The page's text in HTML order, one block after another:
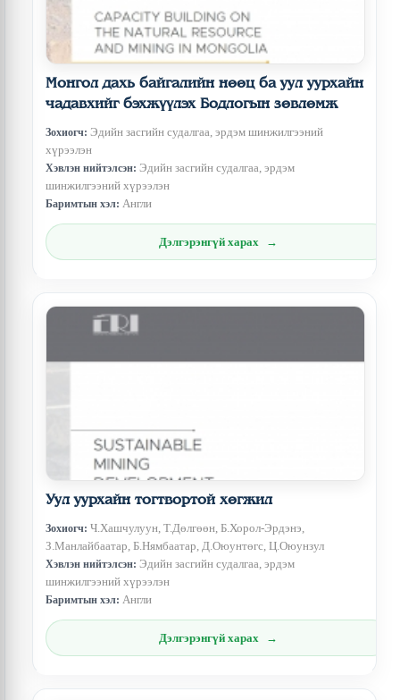
Монгол дахь байгалийн нөөц ба уул уурхайн
чадавхийг бэхжүүлэх Бодлогын зөвлөмж
Зохиогч: Эдийн засгийн судалгаа, эрдэм шинжилгээний
хүрээлэн
Хэвлэн нийтэлсэн: Эдийн засгийн судалгаа, эрдэм
шинжилгээний хүрээлэн
Баримтын хэл: Англи
Дэлгэрэнгүй харах
Уул уурхайн тогтвортой хөгжил
Зохиогч: Ч.Хашчулуун, Т.Дөлгөөн, Б.Хорол-Эрдэнэ,
З.Манлайбаатар, Б.Нямбаатар, Д.Оюунтөгс, Ц.Оюунзул
Хэвлэн нийтэлсэн: Эдийн засгийн судалгаа, эрдэм
шинжилгээний хүрээлэн
Баримтын хэл: Англи
Дэлгэрэнгүй харах